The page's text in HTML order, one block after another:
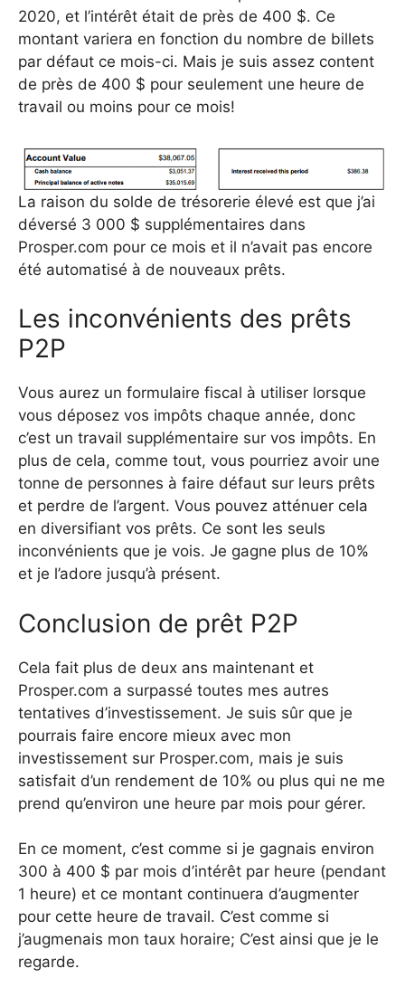
2020, et l’intérêt était de près de 400 $. Ce
montant variera en fonction du nombre de billets
par défaut ce mois-ci. Mais je suis assez content
de près de 400 $ pour seulement une heure de
travail ou moins pour ce mois!
La raison du solde de trésorerie élevé est que j’ai
déversé 3 000 $ supplémentaires dans
Prosper.com pour ce mois et il n’avait pas encore
été automatisé à de nouveaux prêts.
Les inconvénients des prêts
P2P
Vous aurez un formulaire fiscal à utiliser lorsque
vous déposez vos impôts chaque année, donc
c’est un travail supplémentaire sur vos impôts. En
plus de cela, comme tout, vous pourriez avoir une
tonne de personnes à faire défaut sur leurs prêts
et perdre de l’argent. Vous pouvez atténuer cela
en diversifiant vos prêts. Ce sont les seuls
inconvénients que je vois. Je gagne plus de 10%
et je l’adore jusqu’à présent.
Conclusion de prêt P2P
Cela fait plus de deux ans maintenant et
Prosper.com a surpassé toutes mes autres
tentatives d’investissement. Je suis sûr que je
pourrais faire encore mieux avec mon
investissement sur Prosper.com, mais je suis
satisfait d’un rendement de 10% ou plus qui ne me
prend qu’environ une heure par mois pour gérer.
En ce moment, c’est comme si je gagnais environ
300 à 400 $ par mois d’intérêt par heure (pendant
1 heure) et ce montant continuera d’augmenter
pour cette heure de travail. C’est comme si
j’augmenais mon taux horaire; C’est ainsi que je le
regarde.